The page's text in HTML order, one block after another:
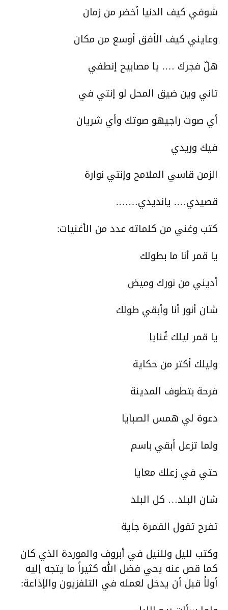
شوفي كيف الدنيا أخضر من زمان
وعايني كيف الأفق أوسع من مكان
هلّ فجرك …. يا مصابيح إنطفي
تاني وين ضيق المحل لو إنتي في
أي صوت راجيهو صوتك وأي شريان
فيك وريدي
الزمن قاسي الملامح وإنتي نوارة
قصيدي…. يانديدي…….
كتب وغني من كلماته عدد من الأغنيات:
يا قمر أنا ما بطولك
أديني من نورك وميض
شان أنور أنا وأبقي طولك
يا قمر ليلك غُنايا
وليلك أكتر من حكاية
فرحة بتطوف المدينة
دعوة لي همس الصبايا
ولما تزعل أبقي باسم
حتي في زعلك معايا
شان البلد… كل البلد
تفرح تقول القمرة جاية
وكتب لليل وللنيل في أبروف والموردة الذي كان
كما قص عنه يحي فضل الله كثيراً ما يتجه إليه
أولاً قبل أن يدخل لعمله في التلفزيون والإذاعة: